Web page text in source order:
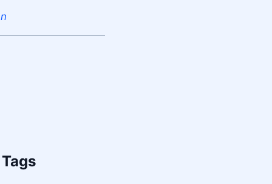
Tags